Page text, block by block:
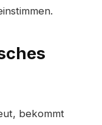
bekommt